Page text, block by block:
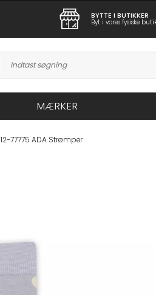
BYTTE I BUTIKKER
Byt i vores fysiske
MÆRKER
12-77775 ADA Strømper